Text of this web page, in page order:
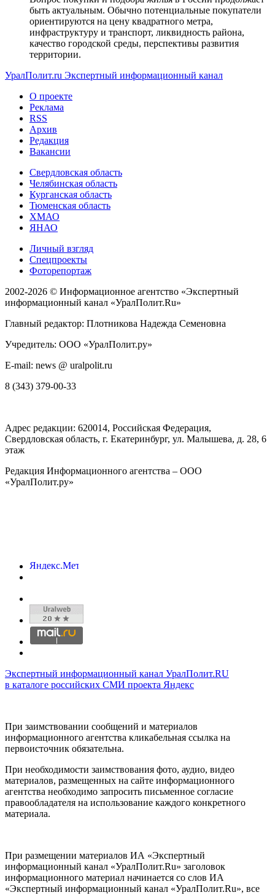
быть актуальным. Обычно потенциальные покупатели
ориентируются на цену квадратного метра,
инфраструктуру и транспорт, ликвидность района,
качество городской среды, перспективы развития
территории.
УралПолит.ru Экспертный информационный канал
О проекте
Реклама
RSS
Архив
Редакция
Вакансии
Свердловская область
Челябинская область
Курганская область
Тюменская область
ХМАО
ЯНАО
Личный взгляд
Спецпроекты
Фоторепортаж
2002-2026 © Информационное агентство «Экспертный
информационный канал «УралПолит.Ru»
Главный редактор: Плотникова Надежда Семеновна
Учредитель: ООО «УралПолит.ру»
E-mail: news @ uralpolit.ru
8 (343) 379-00-33
Адрес редакции: 620014, Российская Федерация,
Свердловская область, г. Екатеринбург, ул. Малышева, д. 28, 6
этаж
Редакция Информационного агентства – ООО
«УралПолит.ру»
Экспертный информационный канал УралПолит.RU
в каталоге российских СМИ проекта Яндекс
При заимствовании сообщений и материалов
информационного агентства кликабельная ссылка на
первоисточник обязательна.
При необходимости заимствования фото, аудио, видео
материалов, размещенных на сайте информационного
агентства необходимо запросить письменное согласие
правообладателя на использование каждого конкретного
материала.
При размещении материалов ИА «Экспертный
информационный канал «УралПолит.Ru» заголовок
информационного материал начинается со слов ИА
«Экспертный информационный канал «УралПолит.Ru», все